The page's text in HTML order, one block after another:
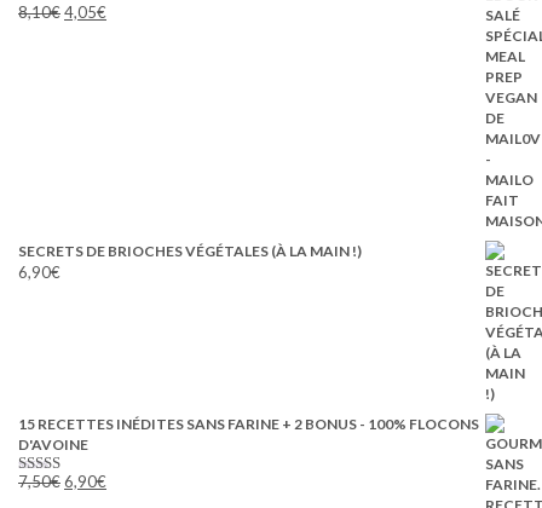
Note5.00
8,10€Le
4,05€
SECRETS DE BRIOCHES VÉGÉTALES (À LA MAIN !)
6,90€
15 RECETTES INÉDITES SANS FARINE + 2 BONUS - 100% FLOCONS
D'AVOINE
Note5.00
7,50€Le
6,90€